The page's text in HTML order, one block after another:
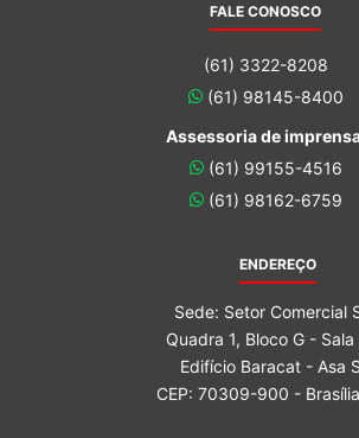
FALE CONOSCO
(61) 3322-8208
(61) 98145-8400
Assessoria de
(61) 99155-4516
(61) 98162-6759
ENDEREÇO
Sede: Setor Comercial
Quadra 1, Bloco G - Sala
Edifício Baracat - Asa
CEP: 70309-900 -